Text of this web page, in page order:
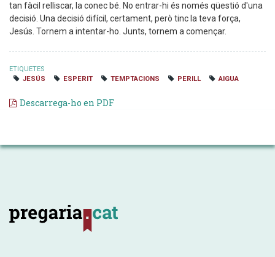
tan fàcil relliscar, la conec bé. No entrar-hi és només qüestió d'una
decisió. Una decisió difícil, certament, però tinc la teva força,
Jesús. Tornem a intentar-ho. Junts, tornem a començar.
ETIQUETES
JESÚS
ESPERIT TEMPTACIONS PERILL AIGUA
Descarrega-ho en PDF